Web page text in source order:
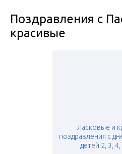
Поздравления с
красивые
Ласковые и
поздравления с
детей 2, 3,